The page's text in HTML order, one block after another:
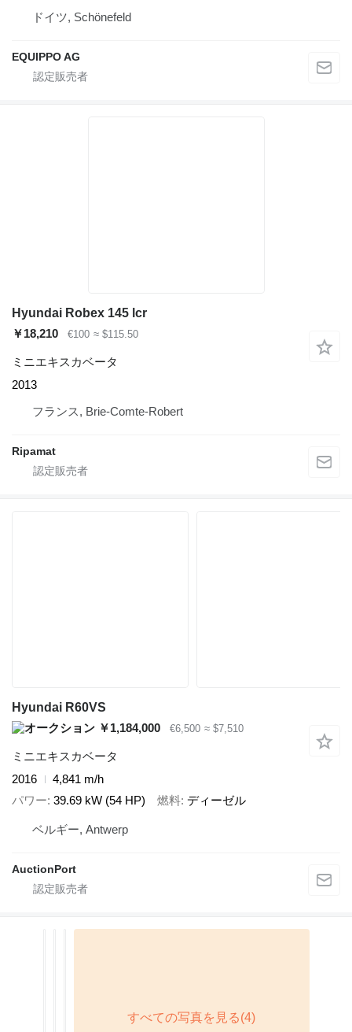
ドイツ, Schönefeld
EQUIPPO AG
Hyundai Robex 145 lcr
￥18,210
€100 ≈ $115.50
ミニエキスカベータ
2013
フランス, Brie-Comte-Robert
Ripamat
Hyundai R60VS
￥1,184,000
€6,500 ≈ $7,510
ミニエキスカベータ
2016
4,841 m/h
パワー 39.69 kW (54 HP) 燃料 ディーゼル
ベルギー, Antwerp
AuctionPort